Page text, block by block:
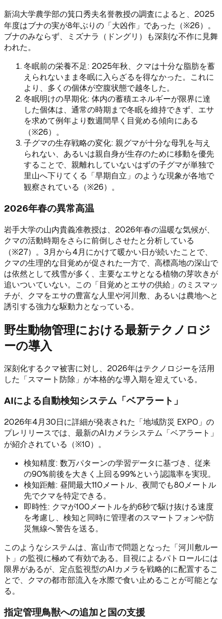
新潟大学農学部の箕口秀夫名誉教授の調査によると、2025
年度はブナの実が8年ぶりの「大凶作」であった（※26）。
ブナのみならず、ミズナラ（ドングリ）も深刻な不作に見舞
われた。
冬眠前の栄養不足: 2025年秋、クマは十分な脂肪を蓄
えられないまま冬眠に入らざるを得なかった。これに
より、多くの個体が空腹状態で越冬した。
冬眠明けの早期化: 体内の蓄積エネルギーが限界に達
した個体は、通常の時期まで冬眠を維持できず、エサ
を求めて例年より数週間早く目覚める傾向にある
（※26）。
子グマの生存戦略の変化: 親グマが十分な母乳を与え
られない、あるいは親自身が生存のために移動を優先
することで、親離れしていないはずの子グマが単独で
里山へ下りてくる「早期自立」のような現象が各地で
観察されている（※26）。
2026年春の異常高温
岩手大学の山内貴義准教授は、2026年春の温暖な気候が、
クマの活動時期をさらに前倒しさせたと分析している
（※27）。3月から4月にかけて暖かい日が続いたことで、
クマの生理的な目覚めが促された一方で、高標高地の深山で
は依然として残雪が多く、主要なエサとなる植物の芽吹きが
追いついていない。この「目覚めとエサの供給」のミスマッ
チが、クマをエサの豊富な人里や河川敷、あるいは農地へと
誘引する強力な駆動力となっている。
野生動物管理における最新テクノロジ
ーの導入
深刻化するクマ被害に対し、2026年はテクノロジーを活用
した「スマート防除」が本格的な導入期を迎えている。
AIによる自動検知システム「ベアラート」
2026年4月30日に詳細が発表された「地域防災 EXPO」の
プレリリースでは、最新のAIカメラシステム「ベアラート」
が紹介されている（※10）。
検知精度: 数万パターンの学習データに基づき、従来
の90%前後を大きく上回る99%という認識率を実現。
検知距離: 昼間最大110メートル、夜間でも80メートル
先でクマを特定できる。
即時性: クマが100メートルを約6秒で駆け抜ける速度
を考慮し、検知と同時に管理者のスマートフォンや防
災無線へ警告を送る。
このようなシステムは、富山市で問題となった「河川敷ルー
ト」の監視に極めて有効である。目視によるパトロールには
限界があるが、定点監視型のAIカメラを戦略的に配置するこ
とで、クマの都市部流入を水際で食い止めることが可能とな
る。
指定管理鳥獣への追加と国の支援